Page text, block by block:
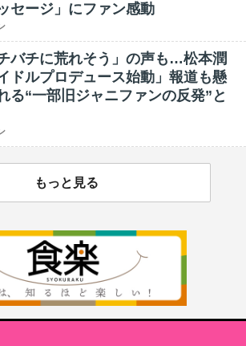
セージ」にファン感動
チバチに荒れそう」の声も…松本潤
イドルプロデュース始動」報道も懸
る“一部旧ジャニファンの反発”と
もっと見る